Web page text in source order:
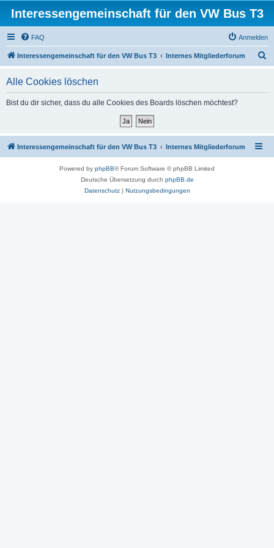
Interessengemeinschaft für den VW Bus T3
FAQ Anmelden
Interessengemeinschaft für den VW Bus T3 Internes Mitgliederforum
Alle Cookies löschen
Bist du dir sicher, dass du alle Cookies des Boards löschen möchtest?
Interessengemeinschaft für den VW Bus T3 Internes Mitgliederforum
Powered by phpBB® Forum Software © phpBB Limited
Deutsche Übersetzung durch phpBB.de
Datenschutz| Nutzungsbedingungen